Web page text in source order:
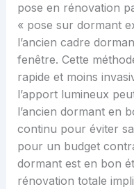
pose en rénovation
« pose sur dormant
l’ancien cadre
fenêtre. Cette
rapide et moins
l’apport lumineux
l’ancien dormant en
continu pour éviter
pour un budget
dormant est en bon
rénovation totale